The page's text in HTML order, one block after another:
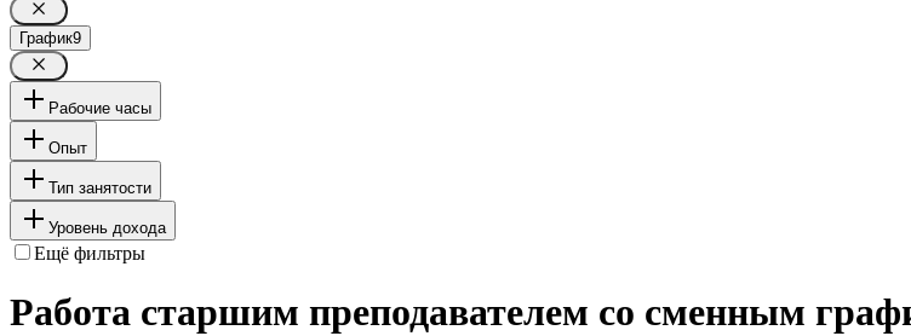
График9
Рабочие часы
Опыт
Тип занятости
Уровень дохода
Ещё фильтры
Работа старшим преподавателем со сменным